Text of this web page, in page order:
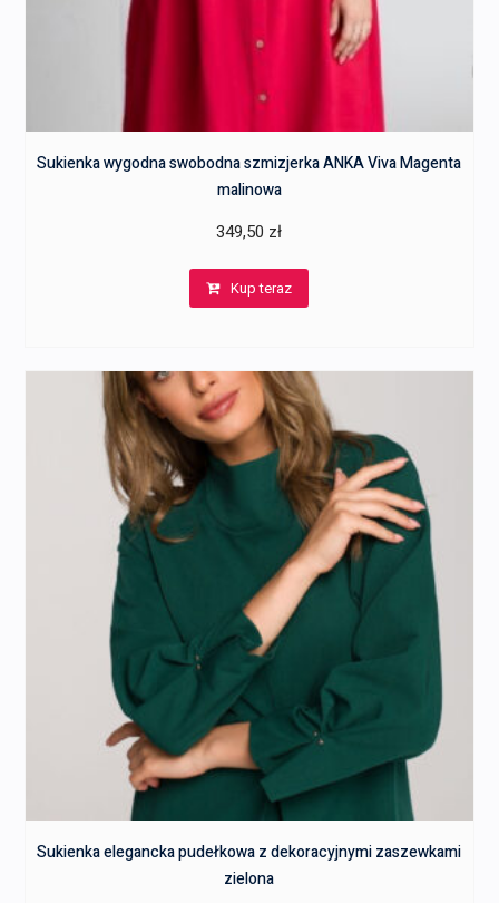
Sukienka wygodna swobodna szmizjerka ANKA Viva Magenta
malinowa
349,50 zł
Kup teraz
Sukienka elegancka pudełkowa z dekoracyjnymi zaszewkami
zielona